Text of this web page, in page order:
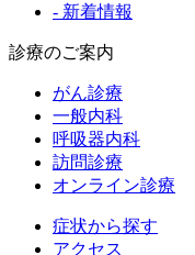
- 新着情報
診療のご案内
がん診療
一般内科
呼吸器内科
訪問診療
オンライン診療
症状から探す
アクセス